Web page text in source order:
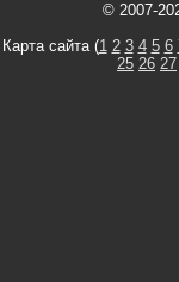
© 2007-
Карта сайта (1 2 3 4 5 6
25 26 27